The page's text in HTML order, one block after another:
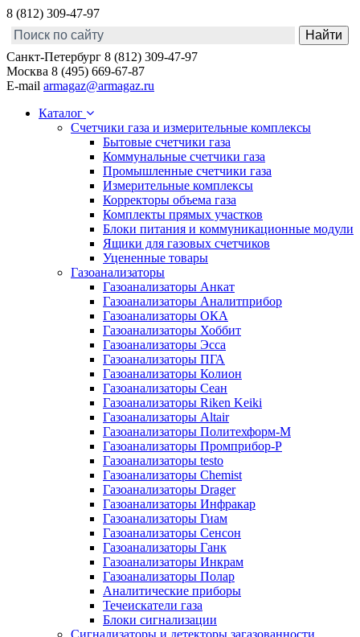
8 (812) 309-47-97
Санкт-Петербург 8 (812) 309-47-97
Москва 8 (495) 669-67-87
E-mail armagaz@armagaz.ru
Каталог
Счетчики газа и измерительные комплексы
Бытовые счетчики газа
Коммунальные счетчики газа
Промышленные счетчики газа
Измерительные комплексы
Корректоры объема газа
Комплекты прямых участков
Блоки питания и коммуникационные модули
Ящики для газовых счетчиков
Уцененные товары
Газоанализаторы
Газоанализаторы Анкат
Газоанализаторы Аналитприбор
Газоанализаторы ОКА
Газоанализаторы Хоббит
Газоанализаторы Эсса
Газоанализаторы ПГА
Газоанализаторы Колион
Газоанализаторы Сеан
Газоанализаторы Riken Keiki
Газоанализаторы Altair
Газоанализаторы Политехформ-М
Газоанализаторы Промприбор-Р
Газоанализаторы testo
Газоанализаторы Chemist
Газоанализаторы Drager
Газоанализаторы Инфракар
Газоанализаторы Гиам
Газоанализаторы Сенсон
Газоанализаторы Ганк
Газоанализаторы Инкрам
Газоанализаторы Полар
Аналитические приборы
Течеискатели газа
Блоки сигнализации
Сигнализаторы и детекторы загазованности